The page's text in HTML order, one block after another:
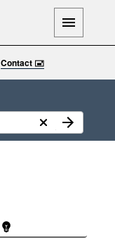
Contact 🖃